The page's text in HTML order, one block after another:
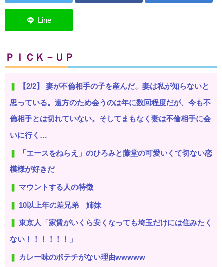
ＰＩＣＫ－ＵＰ
【2/2】 妻が不倫相手の子を産んだ。妻は私が知らないと
思っている。遠方のため会うのは年に数回程度だが、今も不
倫相手とは切れていない。そしてまもなく妻は不倫相手に会
いに行く…
「エースをねらえ」のひろみと藤堂の可愛いくて切ない恋
模様が好きだ
マウントする人の特徴
10以上年の差兄弟 姉妹
東京人「家賃がいくら安くなっても埼玉だけには住みたく
ない！！！！！！」
カレー味のポテチがない理由wwwww